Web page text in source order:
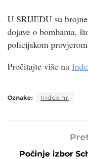
U SRIJEDU su
dojave o bombama,
policijskom
Pročitajte više na
Oznake: Index.hr
Počinje izbor